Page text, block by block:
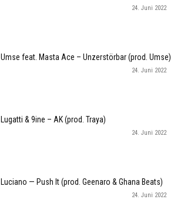
24. Juni 2022
Umse feat. Masta Ace – Unzerstörbar (prod. Umse)
24. Juni 2022
Lugatti & 9ine – AK (prod. Traya)
24. Juni 2022
Luciano — Push It (prod. Geenaro & Ghana Beats)
24. Juni 2022